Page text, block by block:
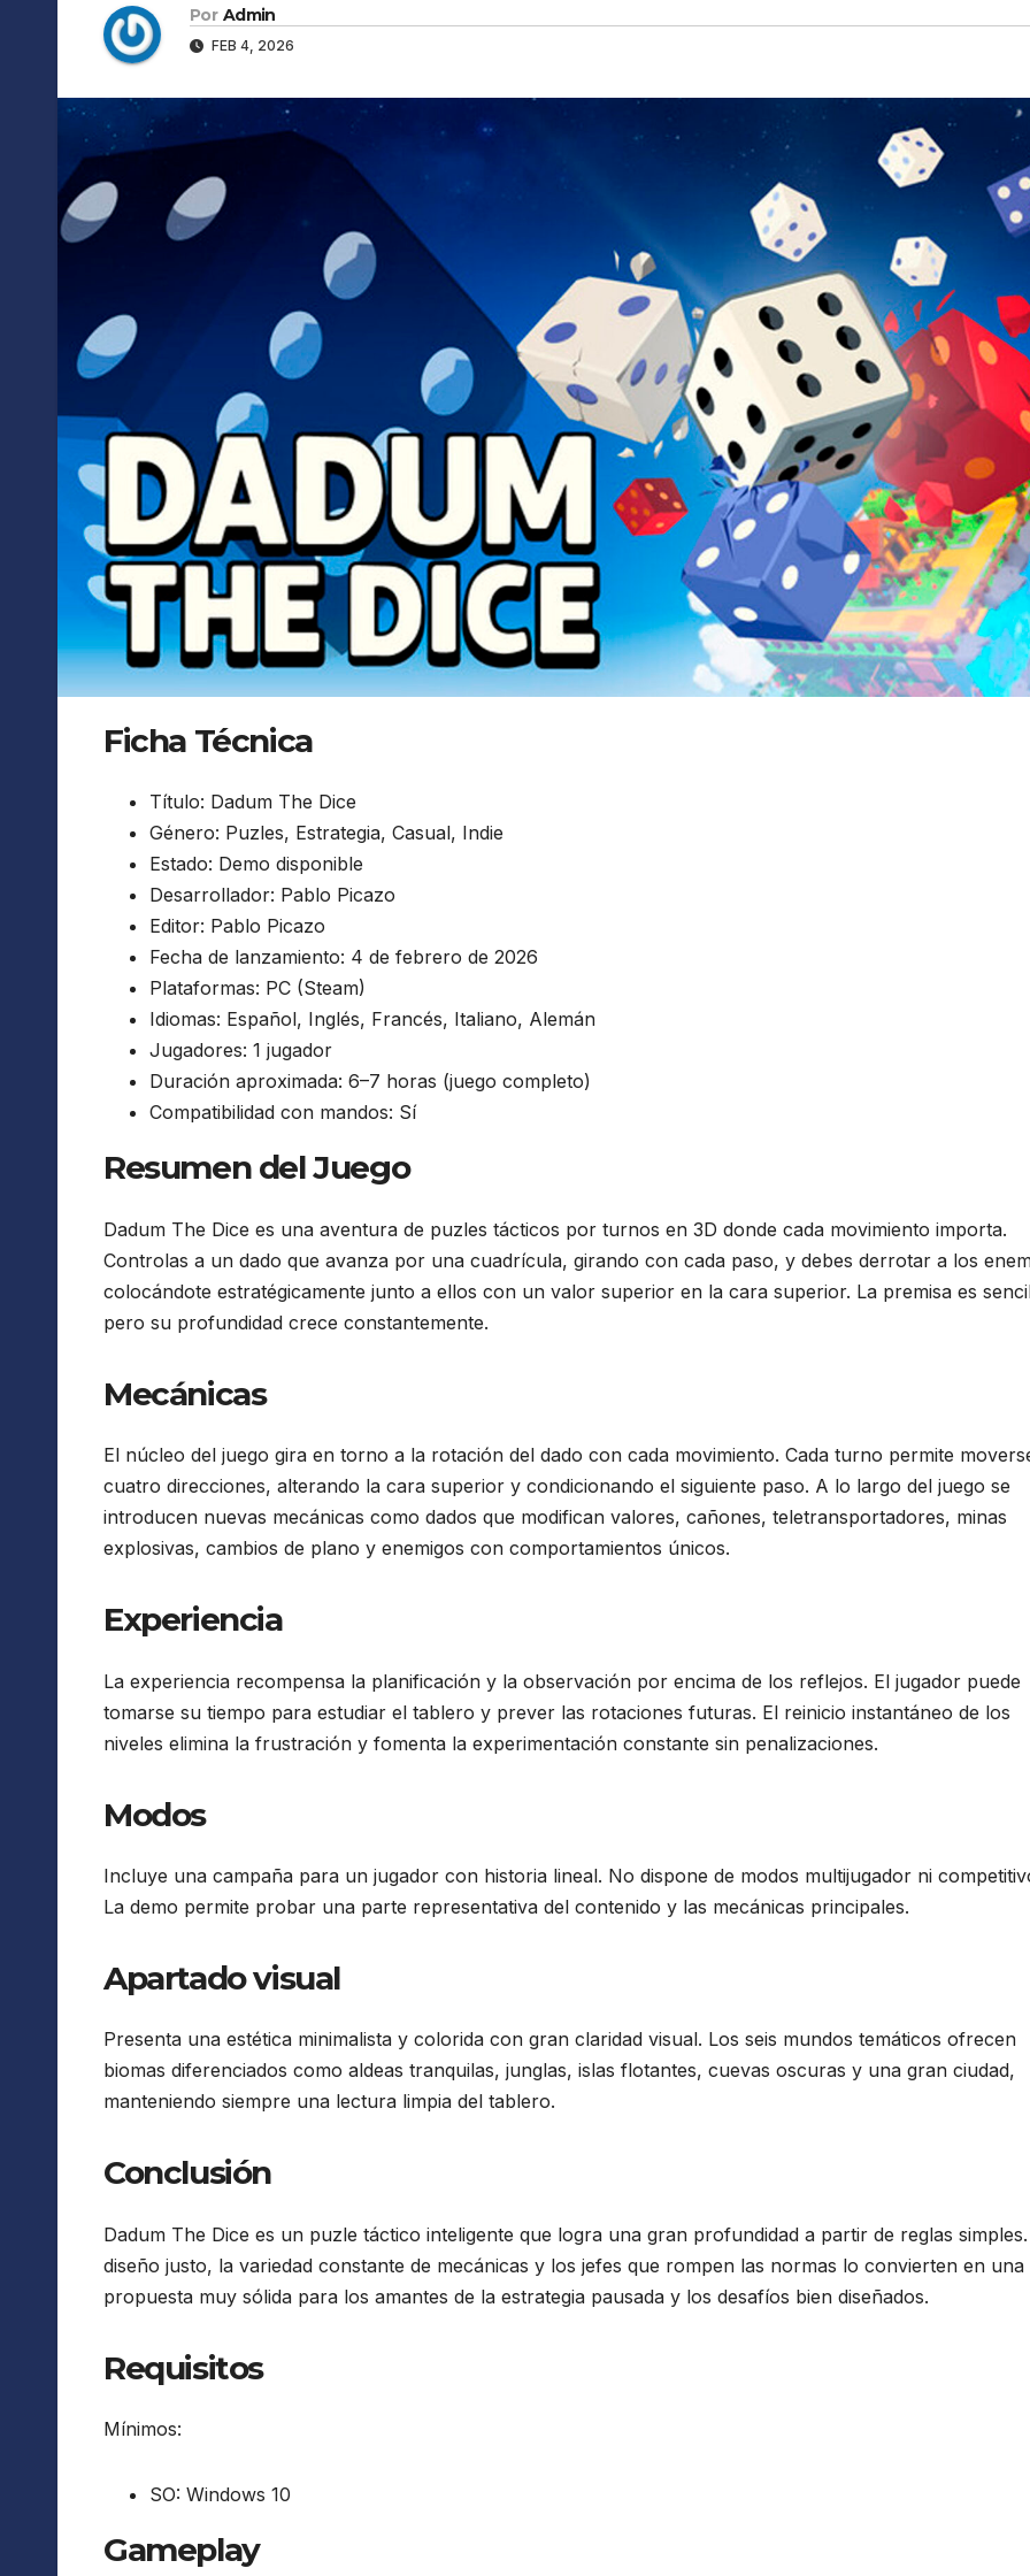
Por Admin
FEB 4, 2026
Ficha Técnica
Título: Dadum The Dice
Género: Puzles, Estrategia, Casual, Indie
Estado: Demo disponible
Desarrollador: Pablo Picazo
Editor: Pablo Picazo
Fecha de lanzamiento: 4 de febrero de 2026
Plataformas: PC (Steam)
Idiomas: Español, Inglés, Francés, Italiano, Alemán
Jugadores: 1 jugador
Duración aproximada: 6–7 horas (juego completo)
Compatibilidad con mandos: Sí
Resumen del Juego
Dadum The Dice es una aventura de puzles tácticos por turnos en 3D donde cada movimiento importa.
Controlas a un dado que avanza por una cuadrícula, girando con cada paso, y debes derrotar a los
colocándote estratégicamente junto a ellos con un valor superior en la cara superior. La premisa es
pero su profundidad crece constantemente.
Mecánicas
El núcleo del juego gira en torno a la rotación del dado con cada movimiento. Cada turno permite
cuatro direcciones, alterando la cara superior y condicionando el siguiente paso. A lo largo del juego se
introducen nuevas mecánicas como dados que modifican valores, cañones, teletransportadores, minas
explosivas, cambios de plano y enemigos con comportamientos únicos.
Experiencia
La experiencia recompensa la planificación y la observación por encima de los reflejos. El jugador puede
tomarse su tiempo para estudiar el tablero y prever las rotaciones futuras. El reinicio instantáneo de los
niveles elimina la frustración y fomenta la experimentación constante sin penalizaciones.
Modos
Incluye una campaña para un jugador con historia lineal. No dispone de modos multijugador ni
La demo permite probar una parte representativa del contenido y las mecánicas principales.
Apartado visual
Presenta una estética minimalista y colorida con gran claridad visual. Los seis mundos temáticos ofrecen
biomas diferenciados como aldeas tranquilas, junglas, islas flotantes, cuevas oscuras y una gran ciudad,
manteniendo siempre una lectura limpia del tablero.
Conclusión
Dadum The Dice es un puzle táctico inteligente que logra una gran profundidad a partir de reglas
diseño justo, la variedad constante de mecánicas y los jefes que rompen las normas lo convierten en una
propuesta muy sólida para los amantes de la estrategia pausada y los desafíos bien diseñados.
Requisitos
Mínimos:
SO: Windows 10
Gameplay